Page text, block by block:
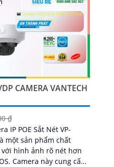
CAMERA VANTECH
₫
IP POE Sắt Nét VP-
một sản phẩm chất
với hình ảnh rõ nét hơn
cấp